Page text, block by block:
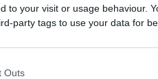
to your visit or usage behaviour.
party tags to use your data for
Outs